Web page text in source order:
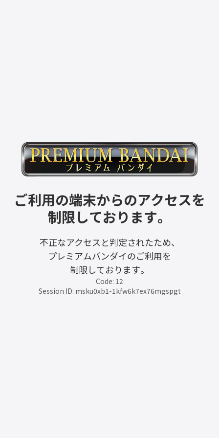
ご利用の端末からのアクセスを
制限しております。
不正なアクセスと判定されたため、
プレミアムバンダイのご利用を
制限しております。
Code: 12
Session ID: msku0xb1-1kfw6k7ex76mgspgt